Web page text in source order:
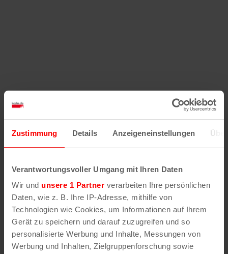
Zustimmung Details Anzeigeneinstellungen
Verantwortungsvoller Umgang mit Ihren Daten
Wir und unsere 1 Partner verarbeiten Ihre persönlichen
Daten, wie z. B. Ihre IP-Adresse, mithilfe von
Technologien wie Cookies, um Informationen auf Ihrem
Gerät zu speichern und darauf zuzugreifen und so
personalisierte Werbung und Inhalte, Messungen von
Werbung und Inhalten, Zielgruppenforschung sowie